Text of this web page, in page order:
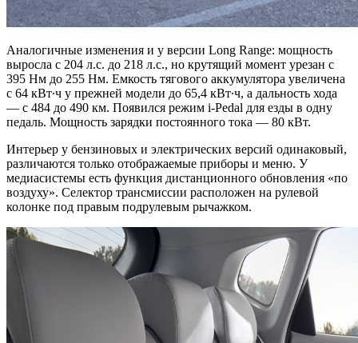
Аналогичные изменения и у версии Long Range: мощность
выросла с 204 л.с. до 218 л.с., но крутящий момент урезан с
395 Нм до 255 Нм. Емкость тягового аккумулятора увеличена
с 64 кВт∙ч у прежней модели до 65,4 кВт∙ч, а дальность хода
— с 484 до 490 км. Появился режим i-Pedal для езды в одну
педаль. Мощность зарядки постоянного тока — 80 кВт.
Интерьер у бензиновых и электрических версий одинаковый,
различаются только отображаемые приборы и меню. У
медиасистемы есть функция дистанционного обновления «по
воздуху». Селектор трансмиссии расположен на рулевой
колонке под правым подрулевым рычажком.